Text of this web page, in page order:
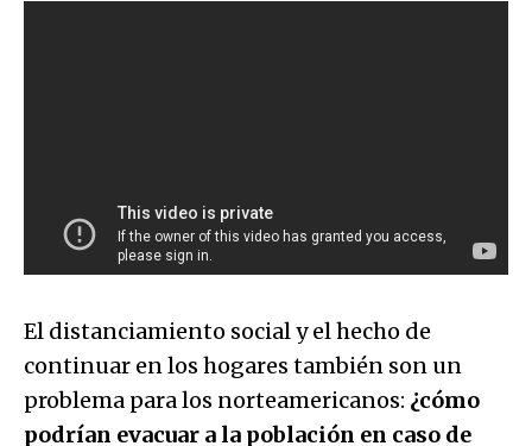
El distanciamiento social y el hecho de
continuar en los hogares también son un
problema para los norteamericanos: ¿cómo
podrían evacuar a la población en caso de